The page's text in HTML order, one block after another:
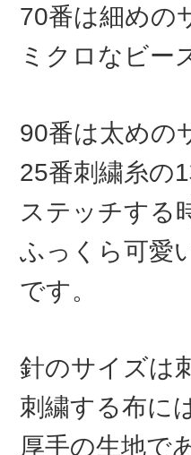
70番は細めの
ミクロなビー
90番は太めの
25番刺繍糸の
ステッチする
ふっくら可愛
です。
針のサイズは
刺繍する布に
厚手の生地で